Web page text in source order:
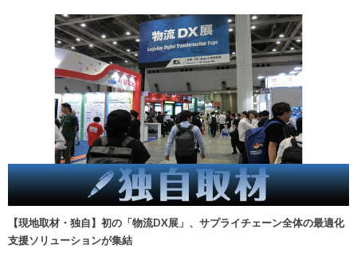
【現地取材・独自】初の「物流DX展」、サプライチェーン全体の最適化
支援ソリューションが集結